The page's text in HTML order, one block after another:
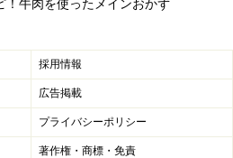
！牛肉を使ったメインおかず
採用情報
広告掲載
プライバシーポリシー
著作権・商標・免責